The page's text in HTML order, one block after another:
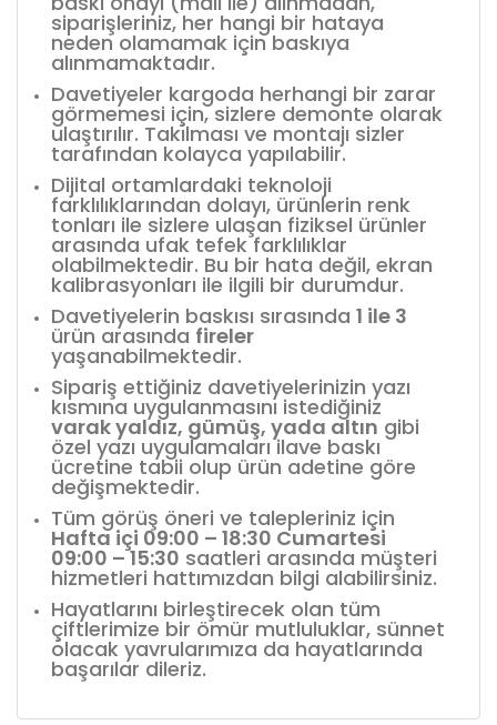
siparişleriniz, her hangi bir hataya
neden olamamak için baskıya
alınmamaktadır.
Davetiyeler kargoda herhangi bir zarar
görmemesi için, sizlere demonte olarak
ulaştırılır. Takılması ve montajı sizler
tarafından kolayca yapılabilir.
Dijital ortamlardaki teknoloji
farklılıklarından dolayı, ürünlerin renk
tonları ile sizlere ulaşan fiziksel ürünler
arasında ufak tefek farklılıklar
olabilmektedir. Bu bir hata değil, ekran
kalibrasyonları ile ilgili bir durumdur.
Davetiyelerin baskısı sırasında 1 ile 3
ürün arasında fireler
yaşanabilmektedir.
Sipariş ettiğiniz davetiyelerinizin yazı
kısmına uygulanmasını istediğiniz
varak yaldız, gümüş, yada altın gibi
özel yazı uygulamaları ilave baskı
ücretine tabii olup ürün adetine göre
değişmektedir.
Tüm görüş öneri ve talepleriniz için
Hafta içi 09:00 – 18:30 Cumartesi
09:00 – 15:30 saatleri arasında müşteri
hizmetleri hattımızdan bilgi alabilirsiniz.
Hayatlarını birleştirecek olan tüm
çiftlerimize bir ömür mutluluklar, sünnet
olacak yavrularımıza da hayatlarında
başarılar dileriz.